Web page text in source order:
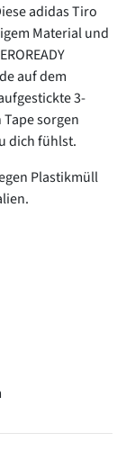
adidas Tiro
Material und
auf dem
3-
sorgen
dich fühlst.
Plastikmüll